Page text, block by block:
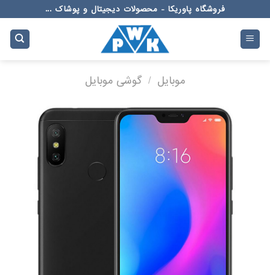
to
content
فروشگاه پاوریکا - محصولات دیجیتال و پوشاک ...
موبایل / گوشی موبایل